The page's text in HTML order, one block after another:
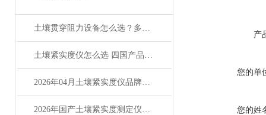
土壤贯穿阻力设备怎么选？多品牌对比与采购指南
土壤紧实度仪怎么选 四国产品牌对比帮你避坑
2026年04月土壤紧实度仪品牌排行榜Top3：哪个好？优缺点评价
2026年国产土壤紧实度测定仪主流品牌竞争力分析
产
您的单
您的姓